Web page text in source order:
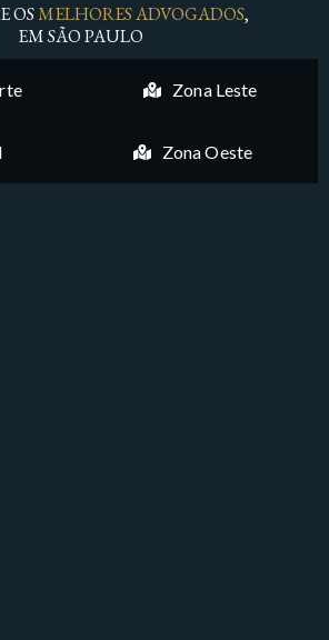
OSMELHORES ADVOGADOS,
EM SÃO PAULO
Zona Leste
Zona Oeste